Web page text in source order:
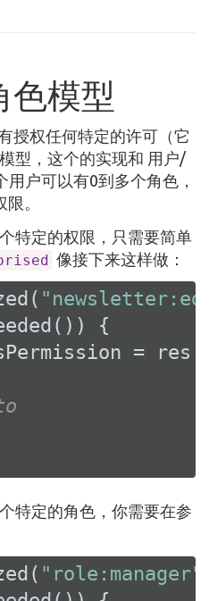
色模型
授权任何特定的许可（它
型，这个的实现和 用户/
户可以有0到多个角色，
。
特定的权限，只需要简单
像接下来这样做：
{
=
特定的角色，你需要在参
"role:manager"